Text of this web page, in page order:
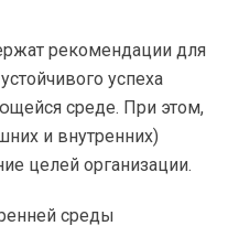
рекомендации для
успеха
среде. При этом,
и внутренних)
целей организации.
среды